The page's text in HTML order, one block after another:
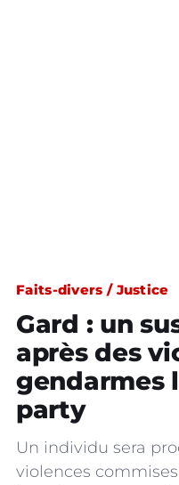
Faits-divers / Justice
Gard : un
après des
gendarmes
party
Un individu sera
violences